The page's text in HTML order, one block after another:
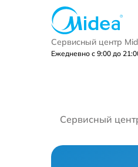
Сервисный центр
Ежедневно с 9:00 до
Сервисный